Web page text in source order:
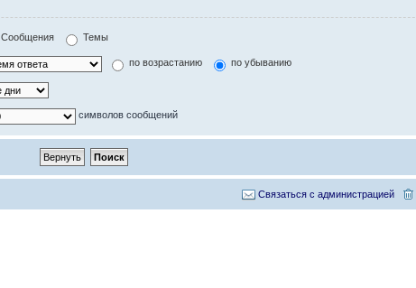
Сообщения Темы
по возрастанию по убыванию
символов сообщений
Связаться с администрацией